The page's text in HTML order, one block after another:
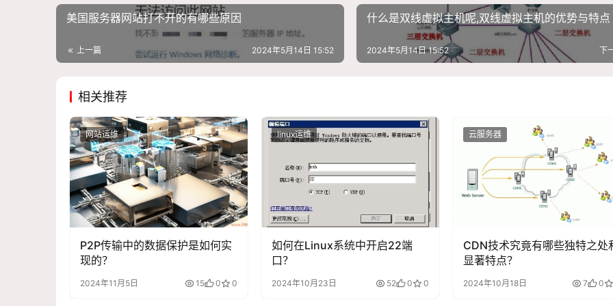
美国服务器网站打不开的有哪些原因
上一篇 2024年5月14日 15:52
什么是双线虚拟主机呢,双线虚拟主机的优势与特点
下
2024年5月14日 15:52
相关推荐
网站运维
P2P传输中的数据保护是如何实
现的？
2024年11月5日 15 0 0
linux运维
如何在Linux系统中开启22端
口？
2024年10月23日 52 0 0
云服务器
CDN技术究竟有哪些独特之处
显著特点？
2024年10月18日 7 0